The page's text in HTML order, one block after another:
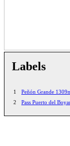
Labels
1
Peñón Grande
2
Pass Puerto del